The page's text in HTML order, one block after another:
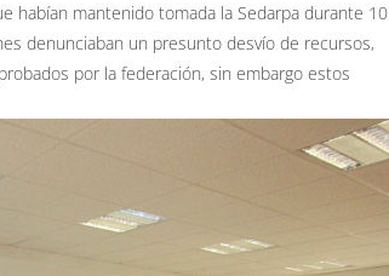
habían mantenido tomada la Sedarpa durante 10
denunciaban un presunto desvío de recursos,
por la federación, sin embargo estos